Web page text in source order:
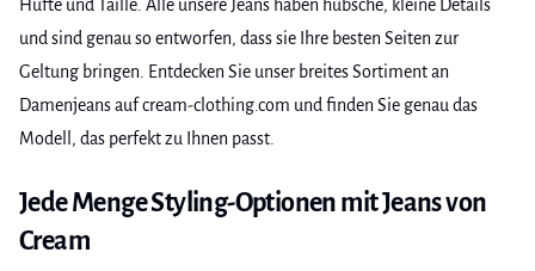
Hüfte und Taille. Alle unsere Jeans haben hübsche, kleine Details
und sind genau so entworfen, dass sie Ihre besten Seiten zur
Geltung bringen. Entdecken Sie unser breites Sortiment an
Damenjeans auf cream-clothing.com und finden Sie genau das
Modell, das perfekt zu Ihnen passt.
Jede Menge Styling-Optionen mit Jeans von
Cream